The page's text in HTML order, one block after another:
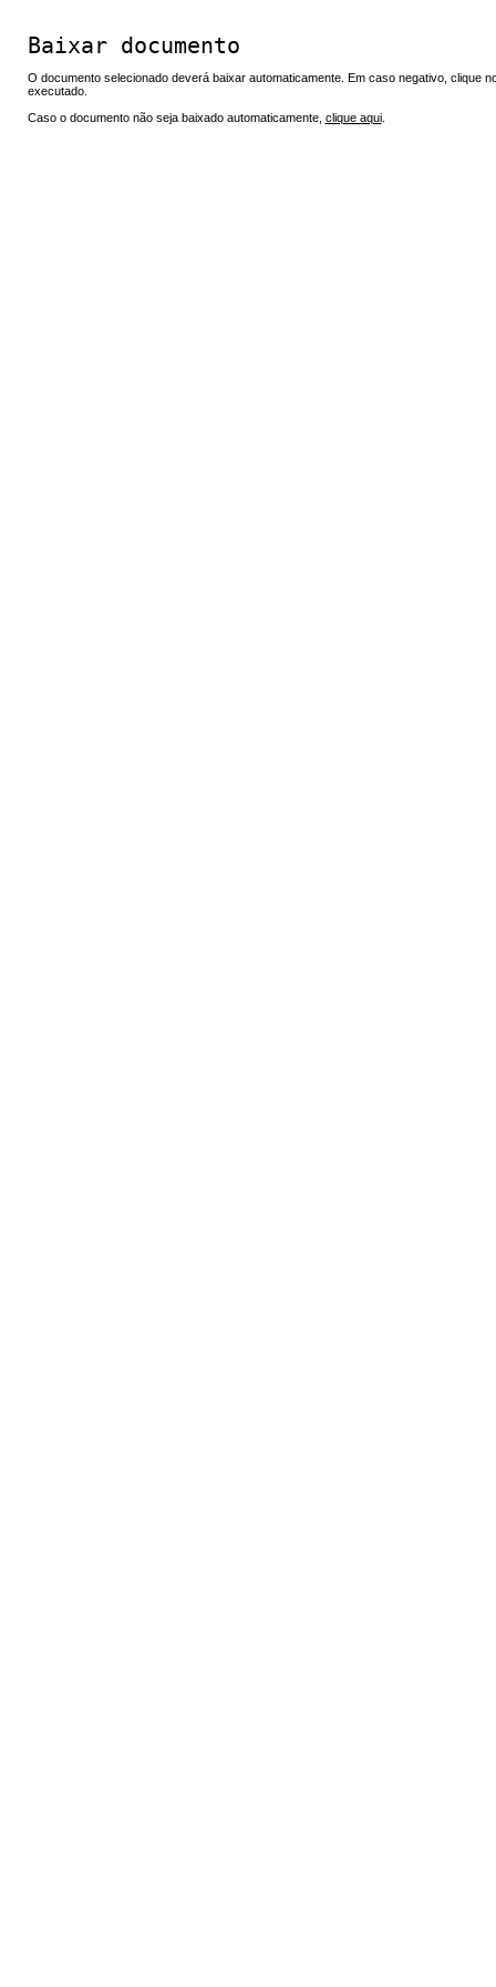
Baixar documento
O documento selecionado deverá baixar automaticamente. Em caso negativo, clique
executado.
Caso o documento não seja baixado automaticamente, clique aqui.